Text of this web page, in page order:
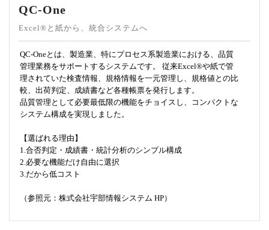
QC-One
Excel®と紙から、統合システムへ
QC-Oneとは、製造業、特にプロセス系製造業における、品質
管理業務をサポートするシステムです。 従来Excel®や紙で管
理されていた検査情報、規格情報を一元管理し、規格値との比
較、出荷判定、成績書など各種帳票を発行します。
品質管理として必要最低限の機能をチョイスし、コンパクトな
システム構成を実現しました。
【選ばれる理由】
1.合否判定・成績書・統計分析のシンプル構成
2.必要な機能だけ自由に選択
3.だから低コスト
（参照元：株式会社宇部情報システム HP）